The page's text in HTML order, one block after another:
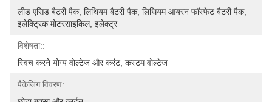
लीड एसिड बैटरी पैक, लिथियम बैटरी पैक, लिथियम आयरन फॉस्फेट बैटरी पैक,
इलेक्ट्रिक मोटरसाइकिल, इलेक्ट्र
विशेषता::
स्विच करने योग्य वोल्टेज और करंट, कस्टम वोल्टेज
पैकेजिंग विवरण: